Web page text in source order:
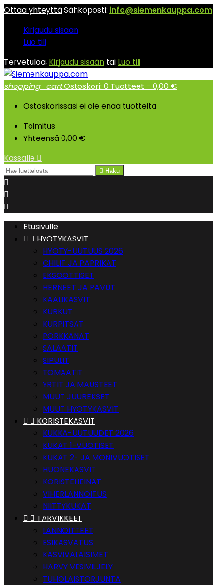
Ottaa yhteyttäSähköposti: info@siemenkauppa.com
Kirjaudu sisään
Luo tili
Tervetuloa, Kirjaudu sisään tai Luo tili
shopping_cartOstoskori: 0 Tuotteet - 0,00 €
Ostoskorissasi ei ole enää tuotteita
Toimitus
Yhteensä0,00 €
Kassalle 
 Haku



Etusivulle
  HYÖTYKASVIT
HYÖTY-UUTUUS 2026
CHILIT JA PAPRIKAT
EKSOOTTISET
HERNEET JA PAVUT
KAALIKASVIT
KURKUT
KURPITSAT
PORKKANAT
SALAATIT
SIPULIT
TOMAATIT
YRTIT JA MAUSTEET
MUUT JUUREKSET
MUUT HYÖTYKASVIT
  KORISTEKASVIT
KUKKA-UUTUUDET 2026
KUKAT 1-VUOTISET
KUKAT 2- JA MONIVUOTISET
HUONEKASVIT
KORISTEHEINÄT
VIHERLANNOITUS
NIITTYKUKAT
  TARVIKKEET
LANNOITTEET
ESIKASVATUS
KASVIVALAISIMET
HARVY VESIVILJELY
TUHOLAISTORJUNTA